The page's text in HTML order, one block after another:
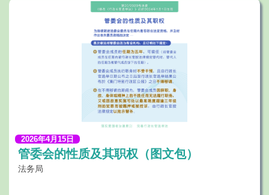
2026年4月15日
管委会的性质及其职权（图文包）
法务局